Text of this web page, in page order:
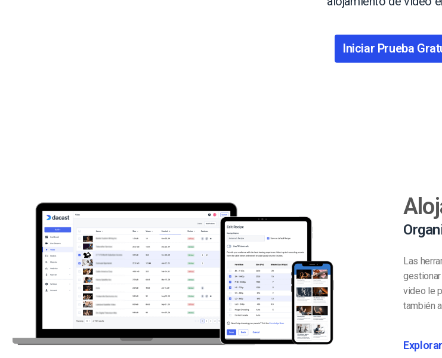
Marketing de Video
Emisoras de Radio y Televisión
Iniciar Prueba
Las
video le
también